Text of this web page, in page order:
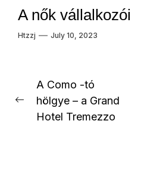
A nők vállalkozói
Htzzj July 10, 2023
Post
navigation
Previous
post:
A Como -tó
hölgye – a Grand
Hotel Tremezzo